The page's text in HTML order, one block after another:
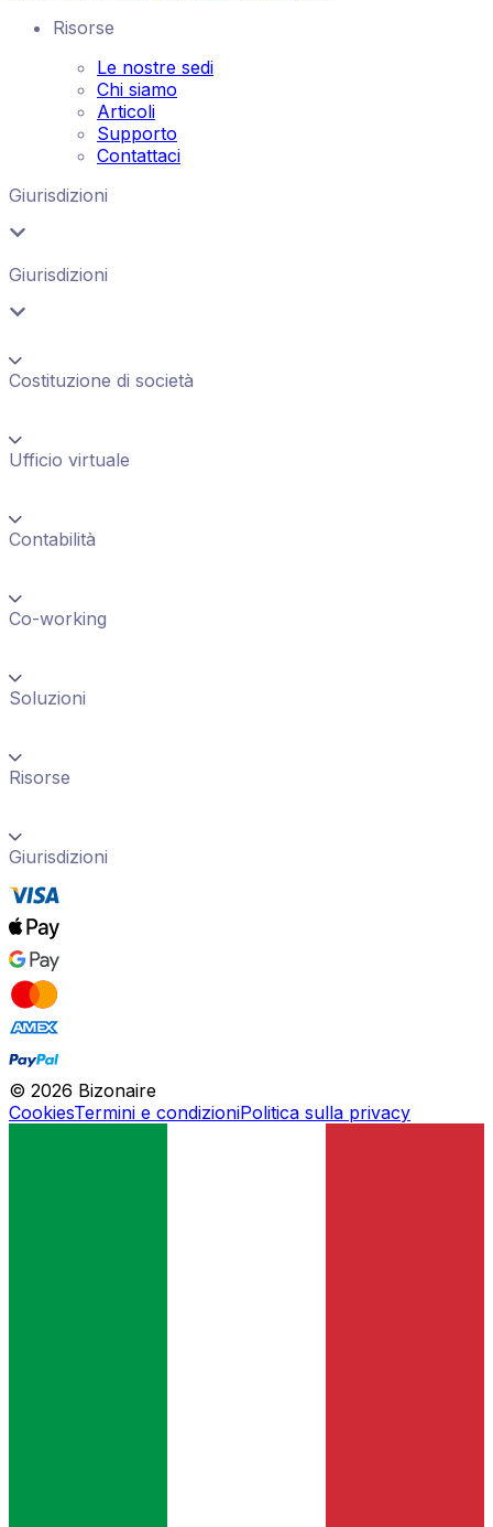
Risorse
Le nostre sedi
Chi siamo
Articoli
Supporto
Contattaci
Giurisdizioni
Giurisdizioni
Costituzione di società
Ufficio virtuale
Contabilità
Co-working
Soluzioni
Risorse
Giurisdizioni
© 2026 Bizonaire
CookiesTermini e condizioniPolitica sulla privacy